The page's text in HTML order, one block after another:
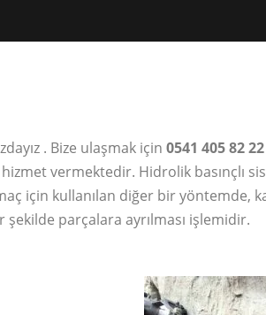
. Bize ulaşmak için 0541 405 82 22
vermektedir. Hidrolik basınçlı
için kullanılan diğer bir yöntemde,
parçalara ayrılması işlemidir.